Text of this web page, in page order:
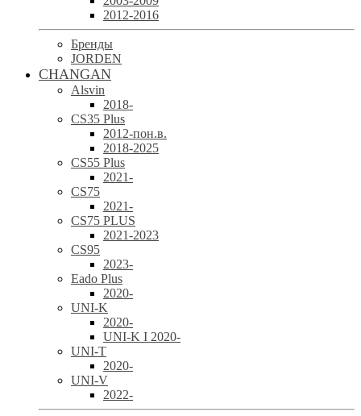
2012-2016
Бренды
JORDEN
CHANGAN
Alsvin
2018-
CS35 Plus
2012-пон.в.
2018-2025
CS55 Plus
2021-
CS75
2021-
CS75 PLUS
2021-2023
CS95
2023-
Eado Plus
2020-
UNI-K
2020-
UNI-K I 2020-
UNI-T
2020-
UNI-V
2022-